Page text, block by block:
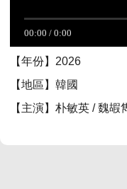
【年份】2026
【地區】韓國
【主演】朴敏英 / 魏嘏